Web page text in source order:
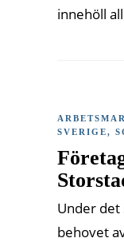
innehöll
SVERIGE,
Under det
behovet